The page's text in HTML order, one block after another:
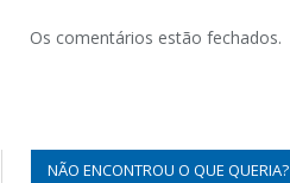
Os comentários estão fechados.
NÃO ENCONTROU O QUE QUERIA?